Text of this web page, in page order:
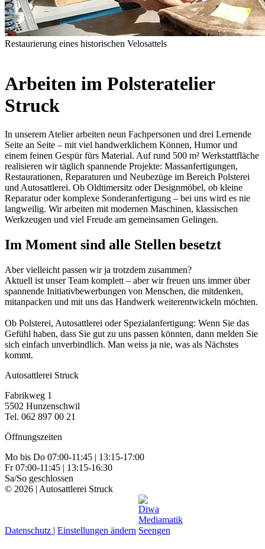
Restaurierung eines historischen Velosattels
Arbeiten im Polsteratelier
Struck
In unserem Atelier arbeiten neun Fachpersonen und drei Lernende
Seite an Seite – mit viel handwerklichem Können, Humor und
einem feinen Gespür fürs Material. Auf rund 500 m² Werkstattfläche
realisieren wir täglich spannende Projekte: Massanfertigungen,
Restaurationen, Reparaturen und Neubezüge im Bereich Polsterei
und Autosattlerei. Ob Oldtimersitz oder Designmöbel, ob kleine
Reparatur oder komplexe Sonderanfertigung – bei uns wird es nie
langweilig. Wir arbeiten mit modernen Maschinen, klassischen
Werkzeugen und viel Freude am gemeinsamen Gelingen.
Im Moment sind alle Stellen besetzt
Aber vielleicht passen wir ja trotzdem zusammen?
Aktuell ist unser Team komplett – aber wir freuen uns immer über
spannende Initiativbewerbungen von Menschen, die mitdenken,
mitanpacken und mit uns das Handwerk weiterentwickeln möchten.
Ob Polsterei, Autosattlerei oder Spezialanfertigung: Wenn Sie das
Gefühl haben, dass Sie gut zu uns passen könnten, dann melden Sie
sich einfach unverbindlich. Man weiss ja nie, was als Nächstes
kommt.
Autosattlerei Struck
Fabrikweg 1
5502 Hunzenschwil
Tel. 062 897 00 21
Öffnungszeiten
Mo bis Do 07:00-11:45 | 13:15-17:00
Fr 07:00-11:45 | 13:15-16:30
Sa/So geschlossen
© 2026 | Autosattlerei Struck
Datenschutz | Einstellungen ändern